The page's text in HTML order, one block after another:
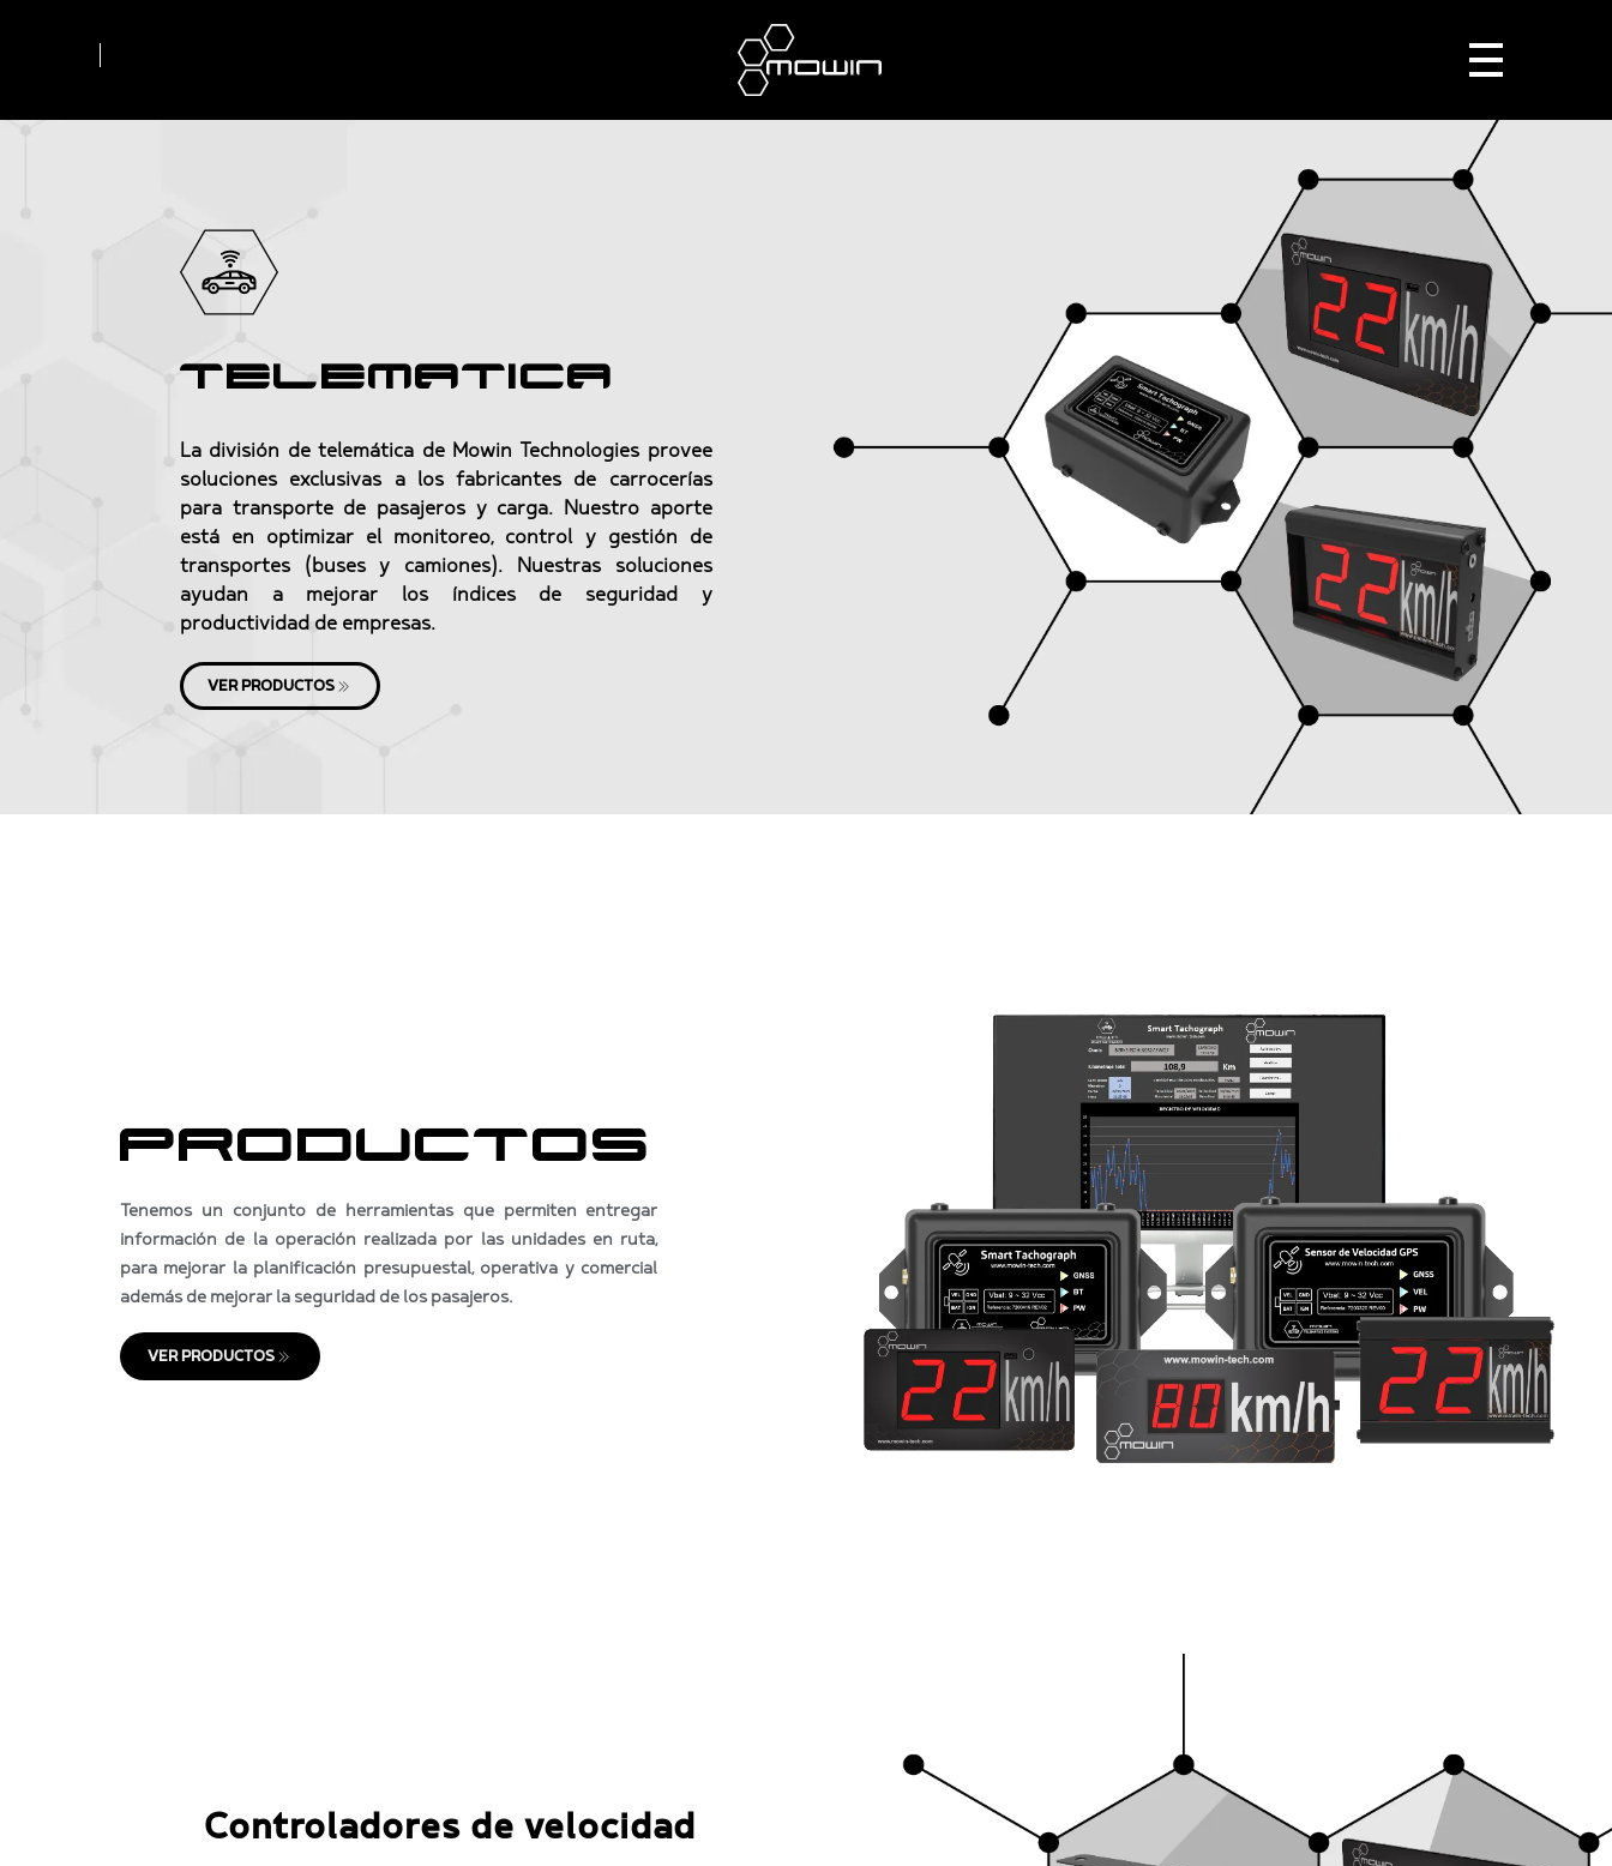
Telematica
La división de telemática de Mowin Technologies provee
soluciones exclusivas a los fabricantes de carrocerías
para transporte de pasajeros y carga. Nuestro aporte
está en optimizar el monitoreo, control y gestión de
transportes (buses y camiones). Nuestras soluciones
ayudan a mejorar los índices de seguridad y
productividad de empresas.
VER PRODUCTOS
PRODUCTOS
Tenemos un conjunto de herramientas que permiten entregar
información de la operación realizada por las unidades en ruta,
para mejorar la planificación presupuestal, operativa y comercial
además de mejorar la seguridad de los pasajeros.
VER PRODUCTOS
Controladores de velocidad